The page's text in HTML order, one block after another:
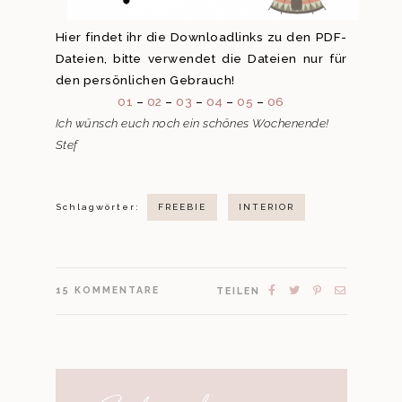
Hier findet ihr die Downloadlinks zu den PDF-
Dateien, bitte verwendet die Dateien nur für
den persönlichen Gebrauch!
01 – 02 – 03 – 04 – 05 – 06
Ich wünsch euch noch ein schönes Wochenende!
Stef
Schlagwörter: FREEBIE INTERIOR
15 KOMMENTARE TEILEN